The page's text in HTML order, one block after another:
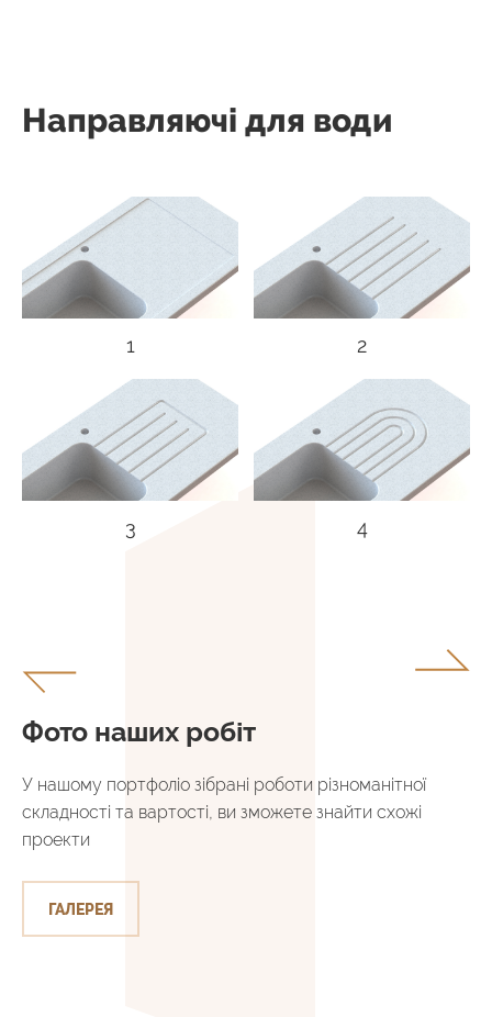
Направляючі для води
1 2
3 4
Фото наших робіт
У нашому портфоліо зібрані роботи різноманітної
складності та вартості, ви зможете знайти схожі
проекти
ГАЛЕРЕЯ